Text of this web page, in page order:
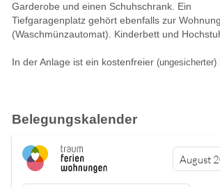
Garderobe und einen Schuhschrank. Ein
Tiefgaragenplatz gehört ebenfalls zur
(Waschmünzautomat). Kinderbett und
In der Anlage ist ein kostenfreier(ungesicherter)
Belegungskalender